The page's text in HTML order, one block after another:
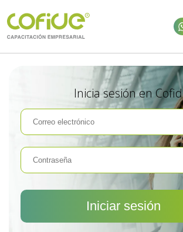
Inicia sesión en